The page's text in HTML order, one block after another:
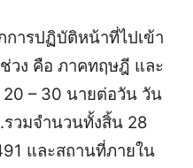
การปฏิบัติหน้าที่ไปเข้า
วง คือ ภาคทฤษฎี และ
– 30 นายต่อวัน วัน
รวมจำนวนทั้งสิ้น 28
และสถานที่ภายใน